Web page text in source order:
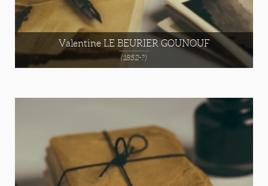
Valentine LE BEURIER GOUNOUF
(1852-?)